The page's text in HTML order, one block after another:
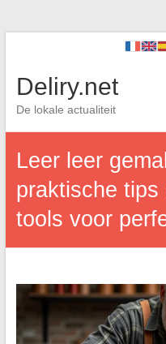
Deliry.net
De lokale actualiteit
Leer leer
praktische tips
tools voor